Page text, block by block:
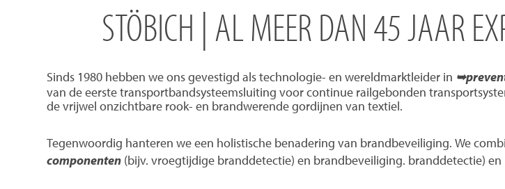
STÖBICH | AL MEER DAN 45 JAAR
Sinds 1980 hebben we ons gevestigd als technologie- en wereldmarktleider in
van de eerste transportbandsysteemsluiting voor continue railgebonden
de vrijwel onzichtbare rook- en brandwerende gordijnen van textiel.
Tegenwoordig hanteren we een holistische benadering van brandbeveiliging. We
componenten (bijv. vroegtijdige branddetectie) en brandbeveiliging. branddetectie)